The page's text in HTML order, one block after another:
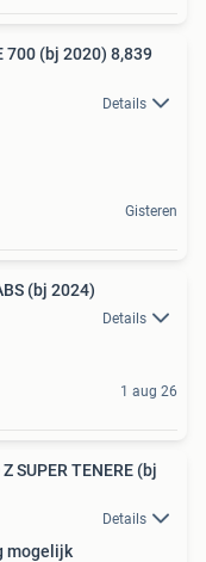
700 (bj 2020) 8,839
Details
Gisteren
(bj 2024)
Details
1 aug 26
SUPER TENERE (bj
Details
mogelijk